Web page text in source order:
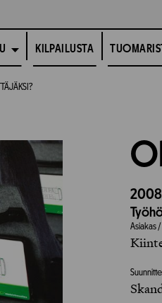
KILPAILUSTA
2008
Asiakas